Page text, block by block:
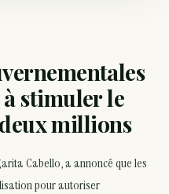
stimuler le
millions
Cabello, a annoncé que les
pour autoriser